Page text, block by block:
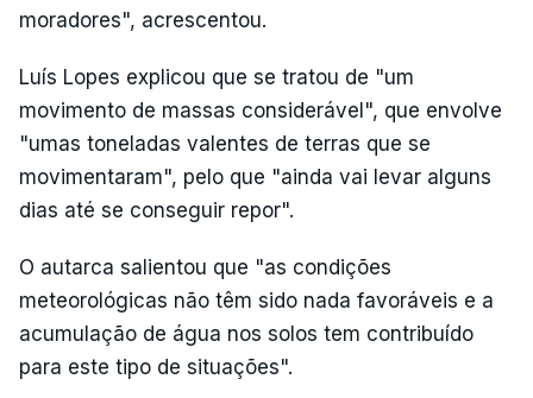
moradores", acrescentou.
Luís Lopes explicou que se tratou de "um
movimento de massas considerável", que envolve
"umas toneladas valentes de terras que se
movimentaram", pelo que "ainda vai levar alguns
dias até se conseguir repor".
O autarca salientou que "as condições
meteorológicas não têm sido nada favoráveis e a
acumulação de água nos solos tem contribuído
para este tipo de situações".